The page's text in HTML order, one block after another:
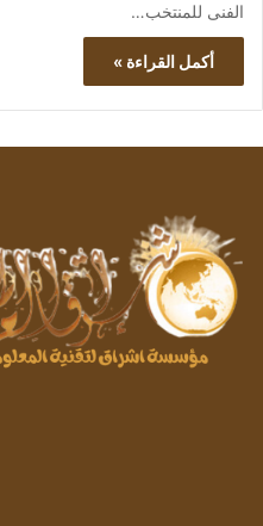
الفنى للمنتخب…
أكمل القراءة »